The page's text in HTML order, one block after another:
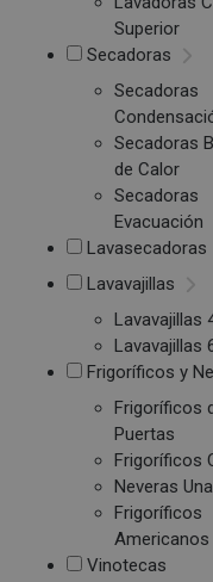
Superior
Secadoras
Secadoras
Secadoras
de Calor
Secadoras
Evacuación
Lavasecadoras
Lavavajillas
Lavavajillas
Lavavajillas
Frigoríficos y
Frigoríficos
Puertas
Frigoríficos
Neveras
Frigoríficos
Americanos
Vinotecas